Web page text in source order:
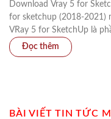
Download Vray 5 for
for sketchup (2018-2021)
VRay 5 for SketchUp là
BÀI VIẾT TIN TỨC